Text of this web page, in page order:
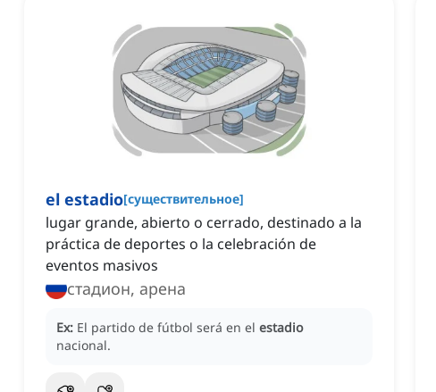
el estadio[существительное]
lugar grande, abierto o cerrado, destinado a la
práctica de deportes o la celebración de
eventos masivos
стадион, арена
Ex: El partido de fútbol será en el estadio
nacional.